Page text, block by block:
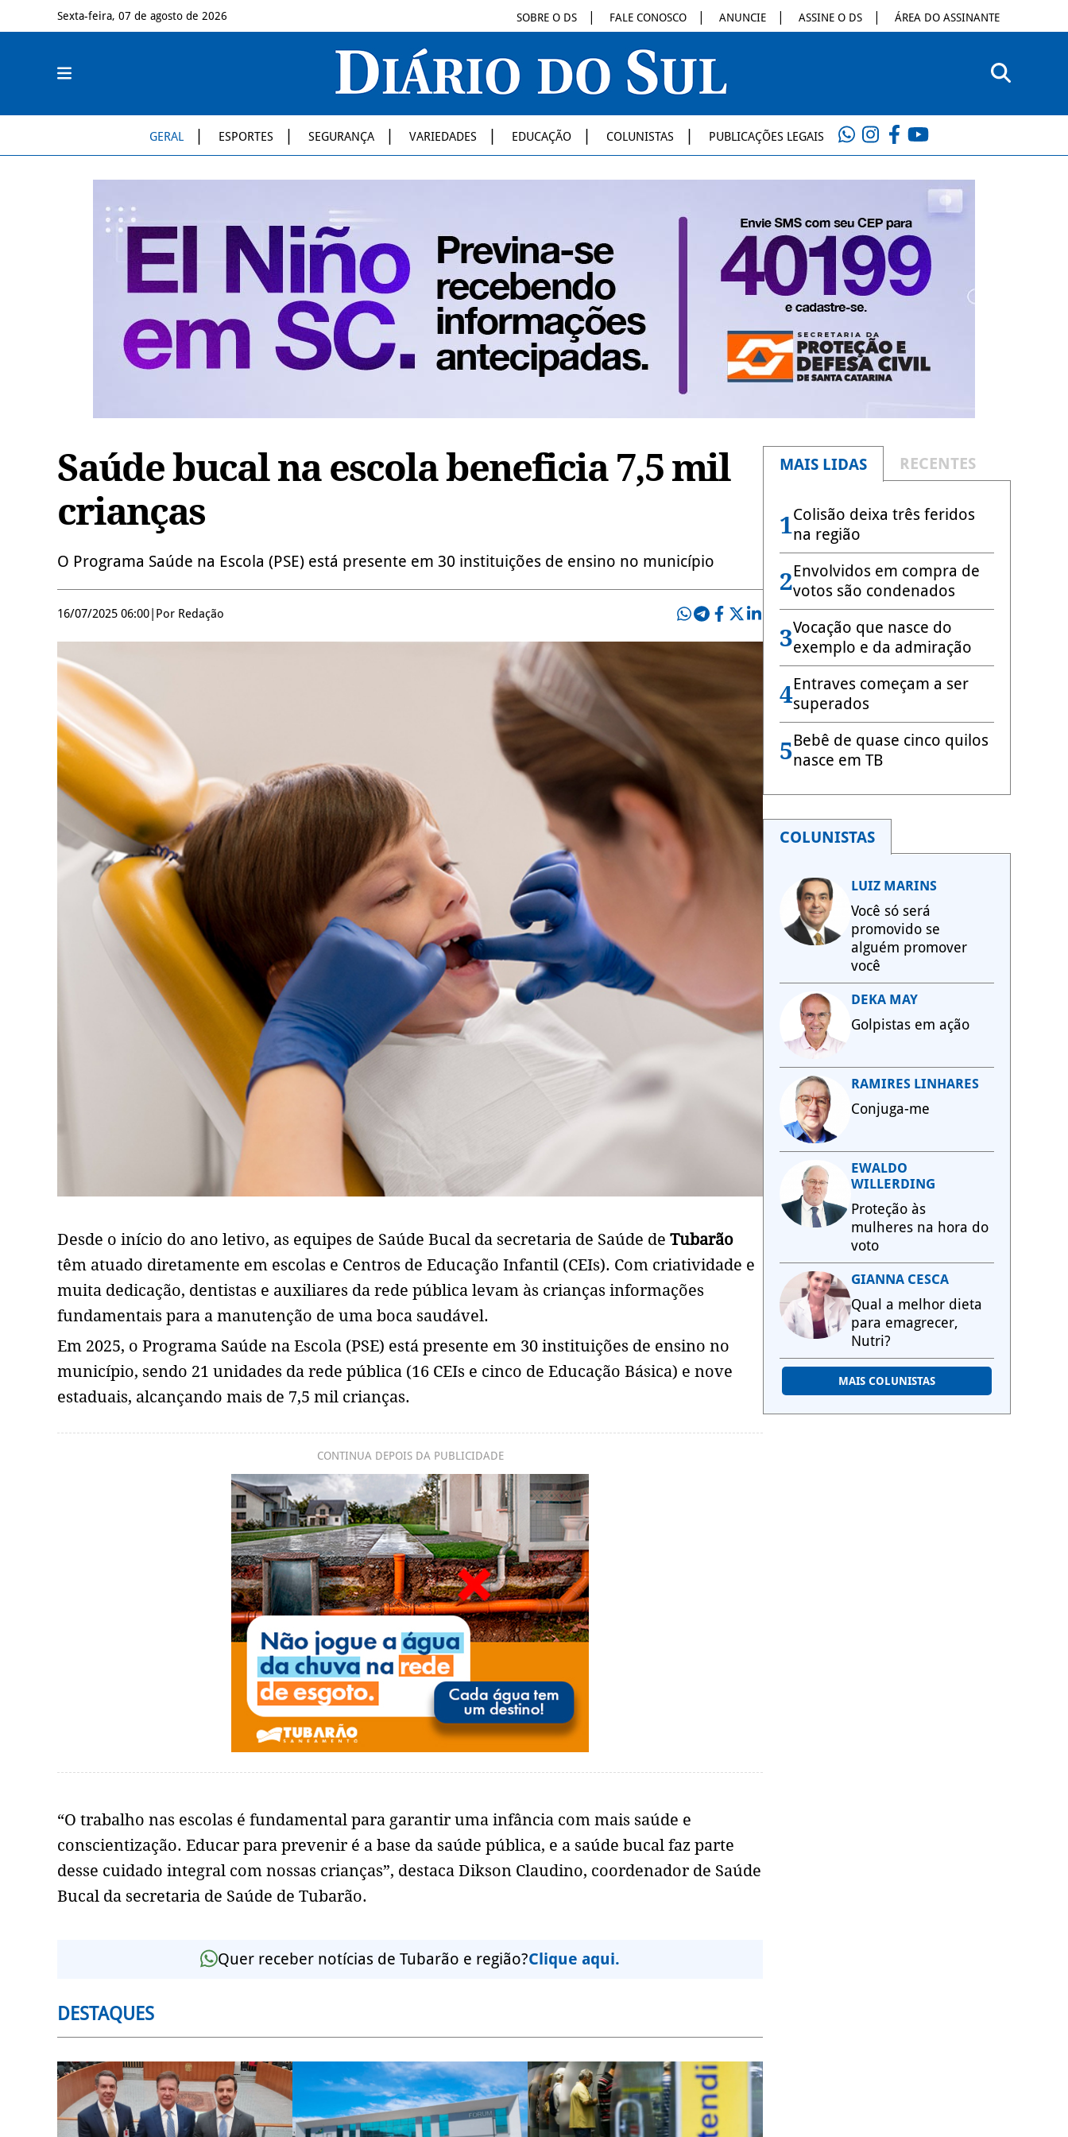
Sexta-feira, 07 de agosto de 2026 SOBRE O DS FALE CONOSCO ANUNCIE ASSINE O DS ÁREA DO ASSINANTE
GERAL ESPORTES SEGURANÇA VARIEDADES EDUCAÇÃO COLUNISTAS PUBLICAÇÕES LEGAIS
Saúde bucal na escola beneficia 7,5 mil
crianças
O Programa Saúde na Escola (PSE) está presente em 30 instituições de ensino no município
16/07/2025 06:00 Por Redação
Desde o início do ano letivo, as equipes de Saúde Bucal da secretaria de Saúde de Tubarão
têm atuado diretamente em escolas e Centros de Educação Infantil (CEIs). Com criatividade e
muita dedicação, dentistas e auxiliares da rede pública levam às crianças informações
fundamentais para a manutenção de uma boca saudável.
Em 2025, o Programa Saúde na Escola (PSE) está presente em 30 instituições de ensino no
município, sendo 21 unidades da rede pública (16 CEIs e cinco de Educação Básica) e nove
estaduais, alcançando mais de 7,5 mil crianças.
CONTINUA DEPOIS DA PUBLICIDADE
“O trabalho nas escolas é fundamental para garantir uma infância com mais saúde e
conscientização. Educar para prevenir é a base da saúde pública, e a saúde bucal faz parte
desse cuidado integral com nossas crianças”, destaca Dikson Claudino, coordenador de Saúde
Bucal da secretaria de Saúde de Tubarão.
Quer receber notícias de Tubarão e região?Clique aqui.
DESTAQUES
MAIS LIDAS RECENTES
1Colisão deixa três feridos
na região
2Envolvidos em compra de
votos são condenados
3Vocação que nasce do
exemplo e da admiração
4Entraves começam a ser
superados
5Bebê de quase cinco quilos
nasce em TB
COLUNISTAS
LUIZ MARINS
Você só será
promovido se
alguém promover
você
DEKA MAY
Golpistas em ação
RAMIRES LINHARES
Conjuga-me
EWALDO
WILLERDING
Proteção às
mulheres na hora do
voto
GIANNA CESCA
Qual a melhor dieta
para emagrecer,
Nutri?
MAIS COLUNISTAS